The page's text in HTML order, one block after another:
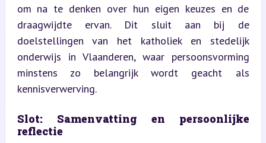
om na te denken over hun eigen keuzes en de
draagwijdte ervan. Dit sluit aan bij de
doelstellingen van het katholiek en stedelijk
onderwijs in Vlaanderen, waar persoonsvorming
minstens zo belangrijk wordt geacht als
kennisverwerving.
Slot: Samenvatting en persoonlijke
reflectie